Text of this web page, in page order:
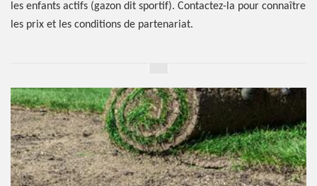
les enfants actifs (gazon dit sportif). Contactez-la pour connaître
les prix et les conditions de partenariat.